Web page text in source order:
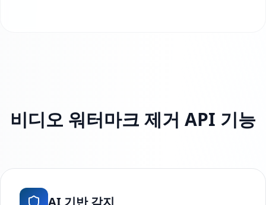
비디오 워터마크 제거 API 기능